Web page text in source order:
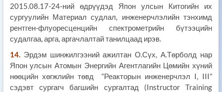
2015.08.17-24-ний өдрүүдэд Япон улсын Китогийн их
сургуулийн Материал судлал, инженерчлэлийн тэнхимд
рентген-флуоресценцийн спектрометрийн бүтээцийн
судалгаа, арга, аргачлалтай танилцаад ирэв.
14.Эрдэм шинжилгээний ажилтан О.Сүх, А.Төрболд нар
Япон улсын Атомын Энергийн Агентлагийн Цөмийн хүний
нөөцийн хөгжлийн төвд “Реакторын инженерчлэл I, III”
сэдэвт сургагч багшийн сургалтад (Instructor Training